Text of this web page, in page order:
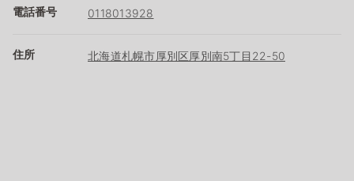
電話番号 0118013928
住所 北海道札幌市厚別区厚別南5丁目22-50